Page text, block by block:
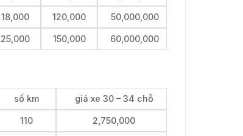
18,000 120,000 50,000,000
25,000 150,000 60,000,000
số km giá xe 30 – 34 chỗ
110 2,750,000